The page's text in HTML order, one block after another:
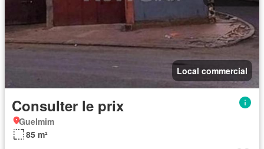
Local commercial
Consulter le prix
Guelmim
85 m²